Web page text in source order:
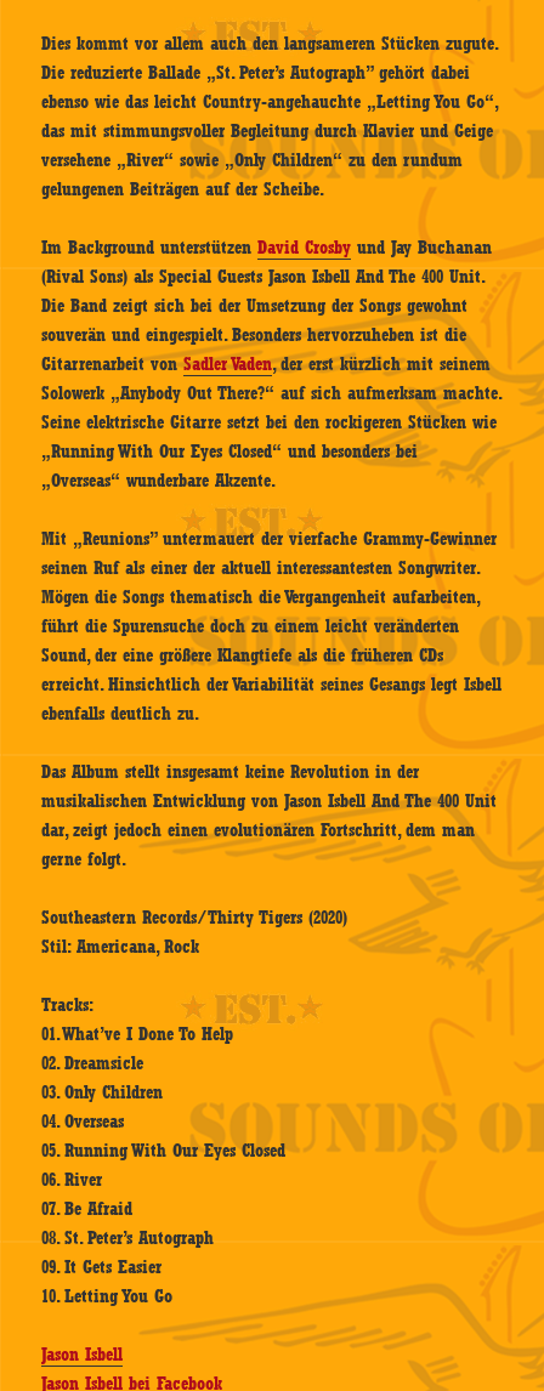
Dies kommt vor allem auch den langsameren Stücken zugute.
Die reduzierte Ballade „St. Peter’s Autograph” gehört dabei
ebenso wie das leicht Country-angehauchte „Letting You Go“,
das mit stimmungsvoller Begleitung durch Klavier und Geige
versehene „River“ sowie „Only Children“ zu den rundum
gelungenen Beiträgen auf der Scheibe.
Im Background unterstützenDavid Crosby und Jay Buchanan
(Rival Sons) als Special Guests Jason Isbell And The 400 Unit.
Die Band zeigt sich bei der Umsetzung der Songs gewohnt
souverän und eingespielt. Besonders hervorzuheben ist die
Gitarrenarbeit vonSadler Vaden, der erst kürzlich mit seinem
Solowerk „Anybody Out There?“ auf sich aufmerksam machte.
Seine elektrische Gitarre setzt bei den rockigeren Stücken wie
„Running With Our Eyes Closed“ und besonders bei
„Overseas“ wunderbare Akzente.
Mit „Reunions” untermauert der vierfache Grammy-Gewinner
seinen Ruf als einer der aktuell interessantesten Songwriter.
Mögen die Songs thematisch die Vergangenheit aufarbeiten,
führt die Spurensuche doch zu einem leicht veränderten
Sound, der eine größere Klangtiefe als die früheren CDs
erreicht. Hinsichtlich der Variabilität seines Gesangs legt Isbell
ebenfalls deutlich zu.
Das Album stellt insgesamt keine Revolution in der
musikalischen Entwicklung von Jason Isbell And The 400 Unit
dar, zeigt jedoch einen evolutionären Fortschritt, dem man
gerne folgt.
Southeastern Records/Thirty Tigers (2020)
Stil: Americana, Rock
Tracks:
01. What’ve I Done To Help
02. Dreamsicle
03. Only Children
04. Overseas
05. Running With Our Eyes Closed
06. River
07. Be Afraid
08. St. Peter’s Autograph
09. It Gets Easier
10. Letting You Go
Jason Isbell
Jason Isbell bei Facebook